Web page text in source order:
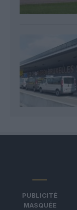
PUBLICITÉ
MASQUÉE